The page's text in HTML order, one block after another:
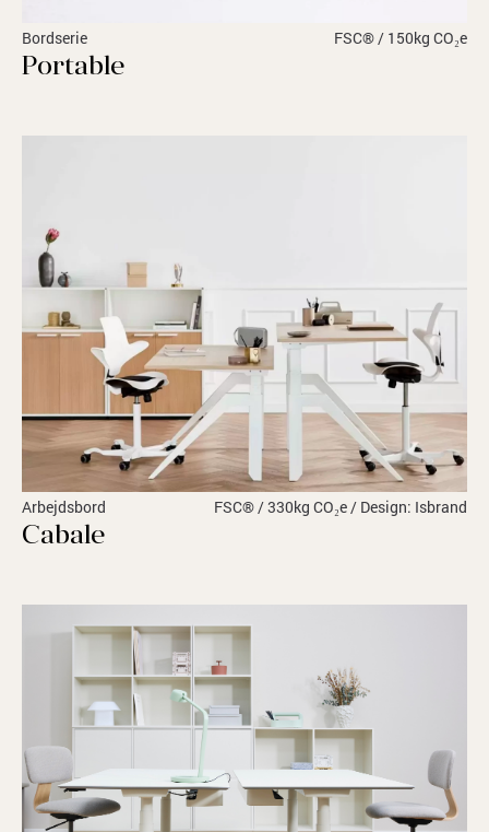
Bordserie FSC® / 150kg CO₂e
Portable
Arbejdsbord FSC® / 330kg CO₂e / Design: Isbrand
Cabale